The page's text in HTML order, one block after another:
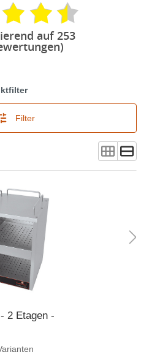
auf 253
Filter
2 Etagen -